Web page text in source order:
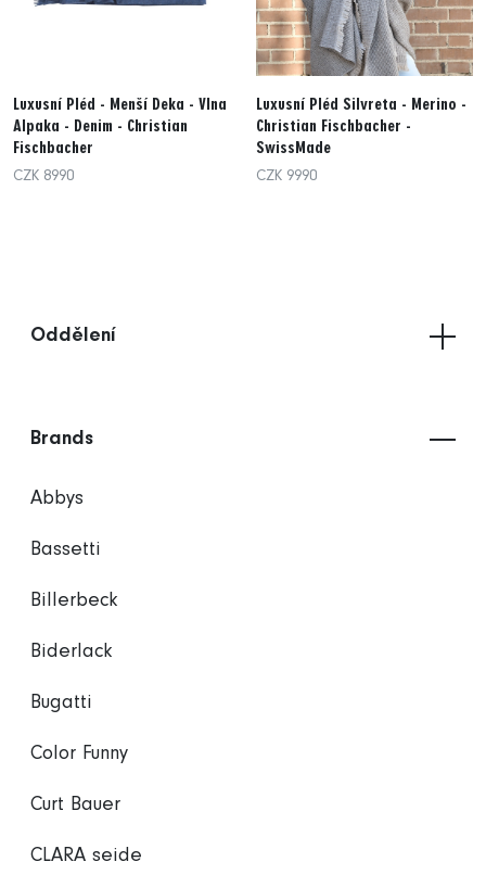
Luxusní Pléd - Menší Deka - Vlna
Alpaka - Denim - Christian
Fischbacher
CZK 8990
Luxusní Pléd Silvreta - Merino -
Christian Fischbacher -
SwissMade
CZK 9990
Oddělení
Brands
Abbys
Bassetti
Billerbeck
Biderlack
Bugatti
Color Funny
Curt Bauer
CLARA seide